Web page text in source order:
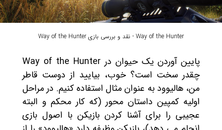
Way of the Hunter - نقد و بررسی بازی Way of the Hunter
پایین آوردن یک حیوان در Way of the Hunter
چقدر سخت است؟ خوب، بیایید از دوست قاطر
من، هالیوود به عنوان مثال استفاده کنیم. در مراحل
اولیه کمپین داستان محور (که کار محکم و البته
عجیبی را برای آشنا کردن بازیکن با اصول بازی